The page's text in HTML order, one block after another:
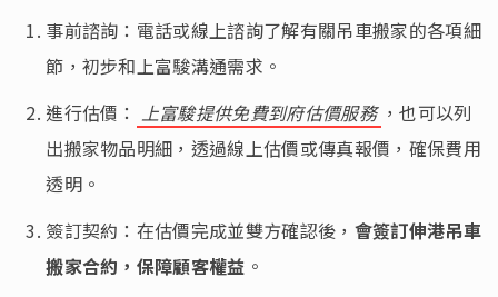
事前諮詢：電話或線上諮詢了解有關吊車搬家的各項細
節，初步和上富駿溝通需求。
進行估價：
上富駿提供免費到府估價服務 ，也可以列
出搬家物品明細，透過線上估價或傳真報價，確保費用
透明。
簽訂契約：在估價完成並雙方確認後， 會簽訂伸港吊車
搬家合約，保障顧客權益 。